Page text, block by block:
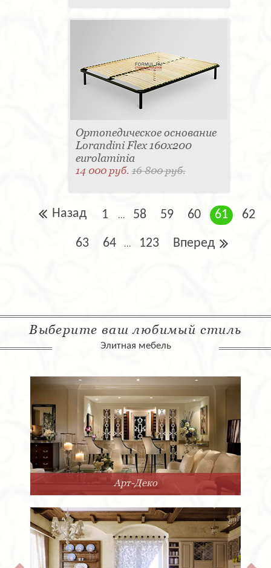
Ортопедическое основание
Lorandini Flex 160x200
eurolaminia
14 000 руб.16 800 руб.
Назад 1 ... 58 59 60 61 62
63 64 ... 123 Вперед
Выберите ваш любимый стиль
Элитная мебель
Арт-Деко